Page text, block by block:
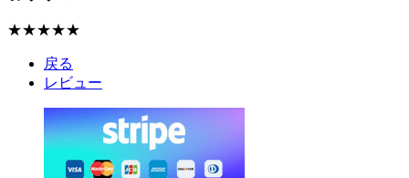
★★★★★
戻る
レビュー